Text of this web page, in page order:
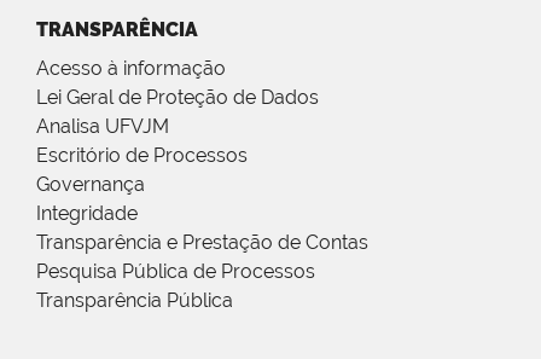
TRANSPARÊNCIA
Acesso à informação
Lei Geral de Proteção de Dados
Analisa UFVJM
Escritório de Processos
Governança
Integridade
Transparência e Prestação de Contas
Pesquisa Pública de Processos
Transparência Pública